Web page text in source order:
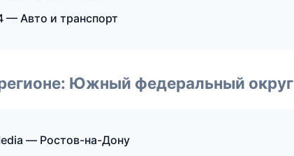
— Авто и транспорт
Южный федеральный округ
— Ростов-на-Дону